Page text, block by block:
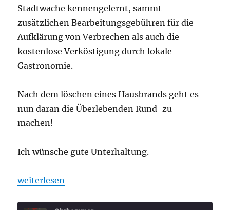
Stadtwache kennengelernt, sammt
zusätzlichen Bearbeitungsgebühren für die
Aufklärung von Verbrechen als auch die
kostenlose Verköstigung durch lokale
Gastronomie.
Nach dem löschen eines Hausbrands geht es
nun daran die Überlebenden Rund-zu-
machen!
Ich wünsche gute Unterhaltung.
„Ohrhammer Fantasy „Übersreik“ Folge 4“
weiterlesen